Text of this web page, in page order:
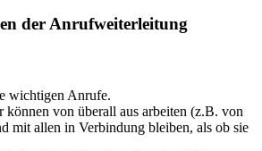
der Anrufweiterleitung
wichtigen Anrufe.
können von überall aus arbeiten (z.B. von
mit allen in Verbindung bleiben, als ob sie